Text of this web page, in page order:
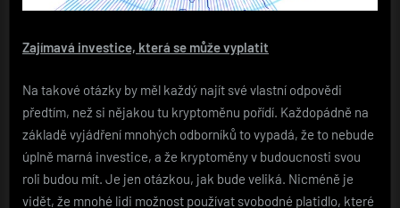
Zajímavá investice, která se může vyplatit
Na takové otázky by měl každý najít své vlastní odpovědi
předtím, než si nějakou tu kryptoměnu pořídí. Každopádně na
základě vyjádření mnohých odborníků to vypadá, že to nebude
úplně marná investice, a že kryptoměny v budoucnosti svou
roli budou mít. Je jen otázkou, jak bude veliká. Nicméně je
vidět, že mnohé lidi možnost používat svobodné platidlo, které